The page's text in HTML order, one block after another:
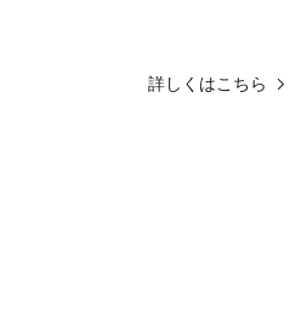
詳しくはこちら